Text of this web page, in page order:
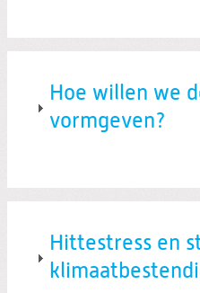
Hoe willen we
vormgeven?
Hittestress en